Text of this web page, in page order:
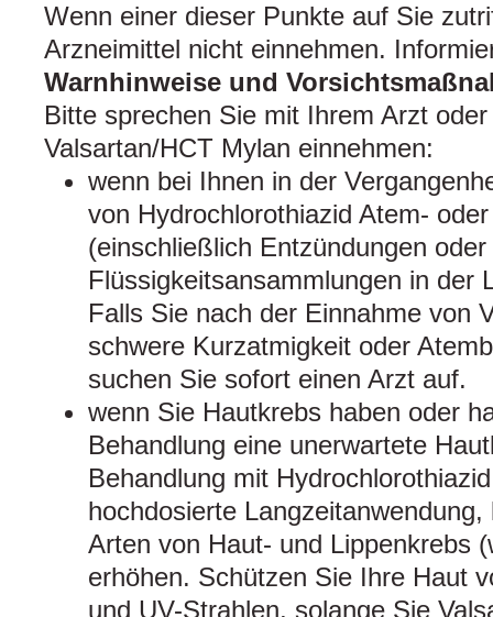
Wenn einer dieser Punkte auf Sie
Arzneimittel nicht einnehmen.
Warnhinweise und
Bitte sprechen Sie mit Ihrem Arzt
Valsartan/HCT Mylan einnehmen:
wenn bei Ihnen in der
von Hydrochlorothiazid Atem-
(einschließlich Entzündungen oder
Flüssigkeitsansammlungen in der
Falls Sie nach der Einnahme von
schwere Kurzatmigkeit oder
suchen Sie sofort einen Arzt auf.
wenn Sie Hautkrebs haben oder
Behandlung eine unerwartete
Behandlung mit
hochdosierte
Arten von Haut- und Lippenkrebs
erhöhen. Schützen Sie Ihre Haut
und UV-Strahlen, solange Sie